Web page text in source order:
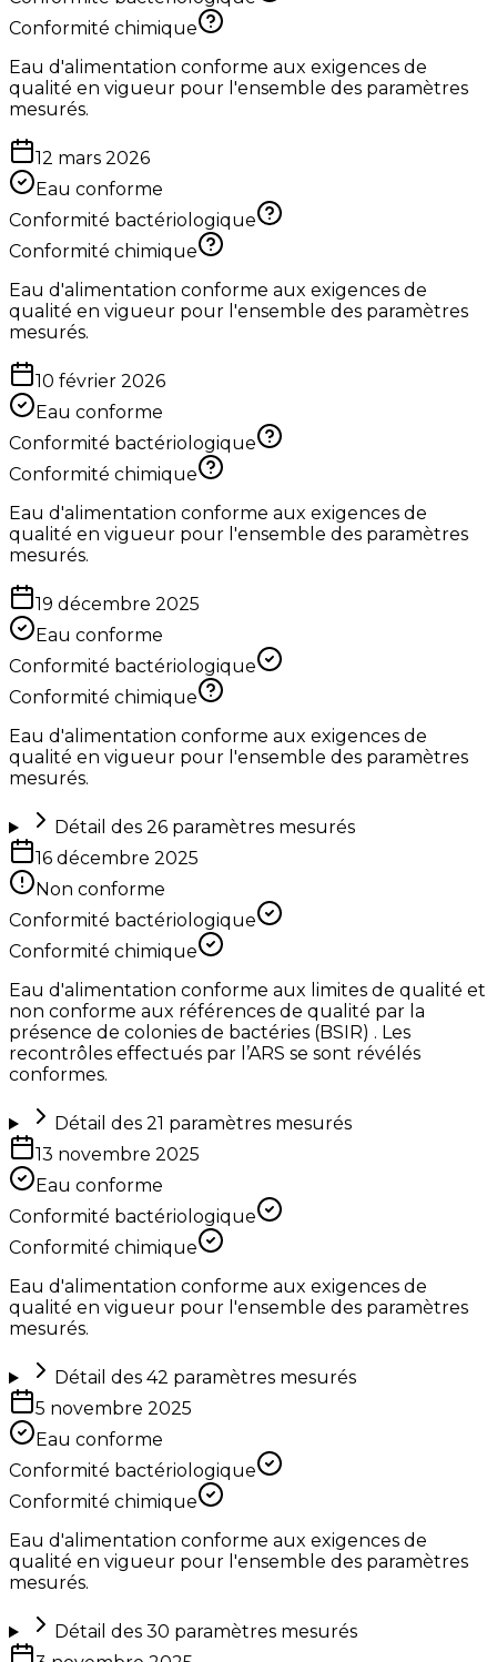
Conformité chimique
Eau d'alimentation conforme aux exigences de
qualité en vigueur pour l'ensemble des paramètres
mesurés.
12 mars 2026
Eau conforme
Conformité bactériologique
Conformité chimique
Eau d'alimentation conforme aux exigences de
qualité en vigueur pour l'ensemble des paramètres
mesurés.
10 février 2026
Eau conforme
Conformité bactériologique
Conformité chimique
Eau d'alimentation conforme aux exigences de
qualité en vigueur pour l'ensemble des paramètres
mesurés.
19 décembre 2025
Eau conforme
Conformité bactériologique
Conformité chimique
Eau d'alimentation conforme aux exigences de
qualité en vigueur pour l'ensemble des paramètres
mesurés.
Détail des 26paramètres mesurés
16 décembre 2025
Non conforme
Conformité bactériologique
Conformité chimique
Eau d'alimentation conforme aux limites de qualité et
non conforme aux références de qualité par la
présence de colonies de bactéries (BSIR) . Les
recontrôles effectués par l’ARS se sont révélés
conformes.
Détail des 21 paramètres mesurés
13 novembre 2025
Eau conforme
Conformité bactériologique
Conformité chimique
Eau d'alimentation conforme aux exigences de
qualité en vigueur pour l'ensemble des paramètres
mesurés.
Détail des 42 paramètres mesurés
5 novembre 2025
Eau conforme
Conformité bactériologique
Conformité chimique
Eau d'alimentation conforme aux exigences de
qualité en vigueur pour l'ensemble des paramètres
mesurés.
Détail des 30 paramètres mesurés